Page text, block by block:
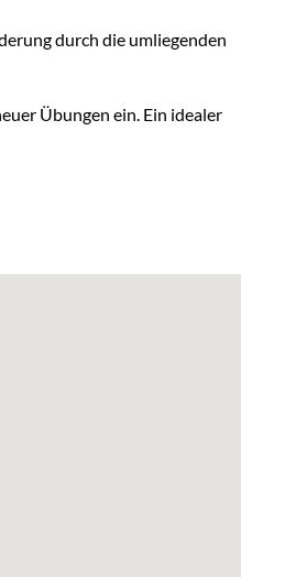
durch die umliegenden
Übungen ein. Ein idealer